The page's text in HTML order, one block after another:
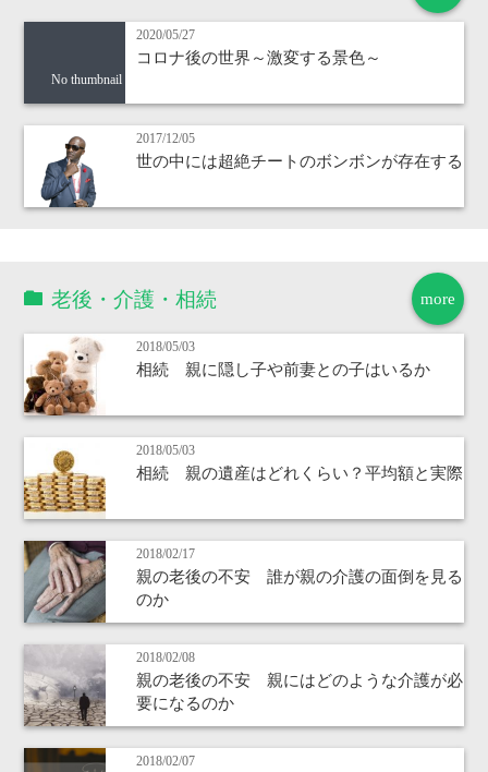
No thumbnail
2020/05/27
コロナ後の世界～激変する景色～
2017/12/05
世の中には超絶チートのボンボンが存在する
more
老後・介護・相続
2018/05/03
相続 親に隠し子や前妻との子はいるか
2018/05/03
相続 親の遺産はどれくらい？平均額と実際
2018/02/17
親の老後の不安 誰が親の介護の面倒を見る
のか
2018/02/08
親の老後の不安 親にはどのような介護が必
要になるのか
2018/02/07